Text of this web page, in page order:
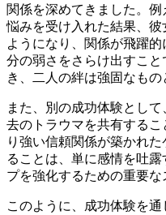
関係を深めてきました。
悩みを受け入れた結果、
ようになり、関係が飛躍
分の弱さをさらけ出すこ
き、二人の絆は強固なもの
また、別の成功体験とし
去のトラウマを共有する
り強い信頼関係が築かれ
ることは、単に感情を吐
プを強化するための重要な
このように、成功体験を